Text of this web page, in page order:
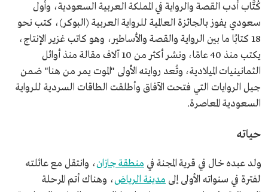
الاسم
عبده خال.
التصنيف
الأدب، والرواية، والقصة.
تاريخ الميلاد
1962م.
عدد المؤلفات
نحو 18 كتابًا.
المنشورة
أكثر من 10 آلاف مقالة.
كُتَّاب أدب القصة والرواية في المملكة العربية السعودية، وأول
سعودي يفوز بالجائزة العالمية للرواية العربية (البوكر)، كتب نحو
18 كتابًا ما بين الرواية والقصة والأساطير، وهو كاتب غزير الإنتاج،
يكتب منذ 40 عامًا، ونشر أكثر من 10 آلاف مقالة منذ أوائل
الثمانينيات الميلادية، وتُعد روايته الأولى "الموت يمر من هنا" ضمن
جيل الروايات التي فتحت الآفاق وأطلقت الطاقات السردية للرواية
السعودية المعاصرة.
حياته
ولد عبده خال في قرية المجنة في منطقة جازان، وانتقل مع عائلته
لفترة في سنواته الأولى إلى مدينة الرياض، وهناك أتم المرحلة